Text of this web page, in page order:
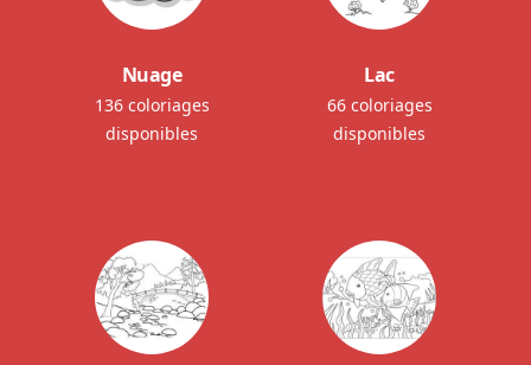
Nuage
136 coloriages
disponibles
Lac
66 coloriages
disponibles